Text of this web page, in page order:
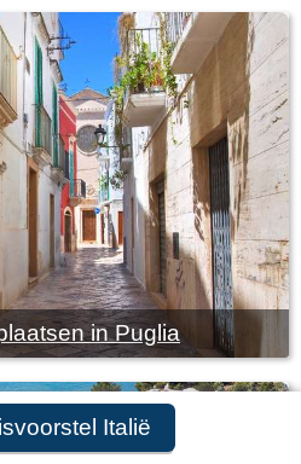
Italië
in Puglia